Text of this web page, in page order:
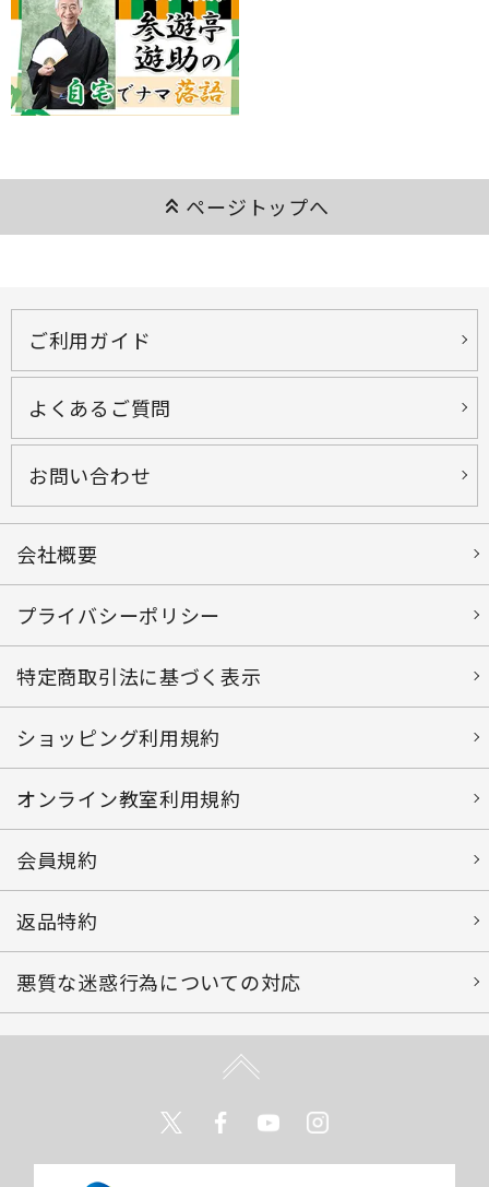
keyboard_double_arrow_up ページトップへ
ご利用ガイド
よくあるご質問
お問い合わせ
会社概要
プライバシーポリシー
特定商取引法に基づく表示
ショッピング利用規約
オンライン教室利用規約
会員規約
返品特約
悪質な迷惑行為についての対応
TwitterFacebookYoutube